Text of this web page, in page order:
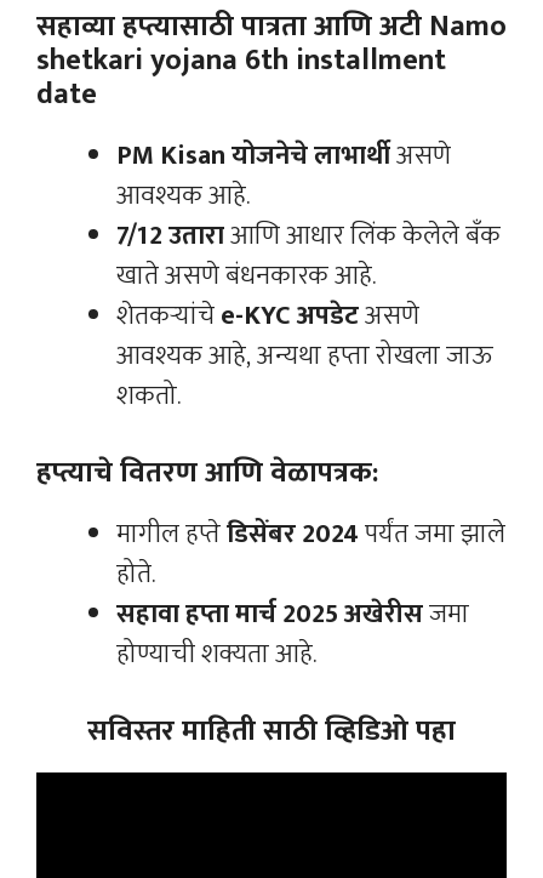
सहाव्या हप्त्यासाठी पात्रता आणि अटी Namo
shetkari yojana 6th installment
date
PM Kisan योजनेचे लाभार्थीअसणे
आवश्यक आहे.
7/12 उताराआणि आधार लिंक केलेले बँक
खाते असणे बंधनकारक आहे.
शेतकऱ्यांचेe-KYC अपडेटअसणे
आवश्यक आहे, अन्यथा हप्ता रोखला जाऊ
शकतो.
हप्त्याचे वितरण आणि वेळापत्रक:
मागील हप्तेडिसेंबर 2024पर्यंत जमा झाले
होते.
सहावा हप्ता मार्च 2025 अखेरीसजमा
होण्याची शक्यता आहे.
सविस्तर माहिती साठी व्हिडिओ पहा